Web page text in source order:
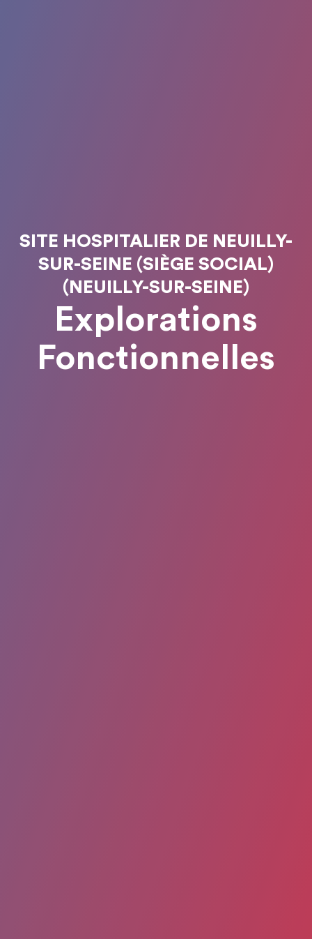
SITE HOSPITALIER DE NEUILLY-
SUR-SEINE (SIÈGE SOCIAL)
(NEUILLY-SUR-SEINE)
Explorations
Fonctionnelles